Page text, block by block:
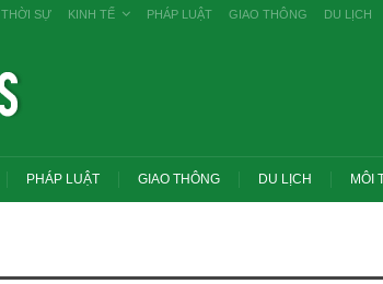
THỜI SỰ KINH TẾ PHÁP LUẬT GIAO THÔNG DU LỊCH
PHÁP LUẬT GIAO THÔNG DU LỊCH MÔI